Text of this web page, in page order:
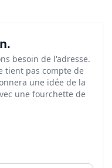
besoin de l'adresse.
tient pas compte de
une idée de la
une fourchette de